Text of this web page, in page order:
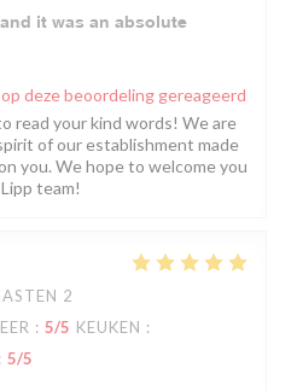
it was an absolute
deze beoordeling gereageerd
read your kind words! We are
of our establishment made
you. We hope to welcome you
team!
2
: 5/5 KEUKEN :
5/5